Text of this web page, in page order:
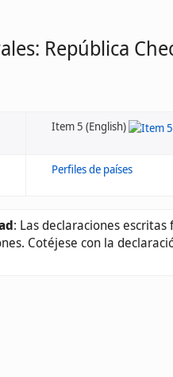
República
Item 5 (English)
Perfiles de países
: Las declaraciones
Cotéjese con la